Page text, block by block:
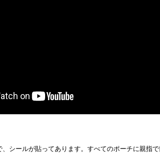
シールが貼ってあります。すべてのポーチに親指